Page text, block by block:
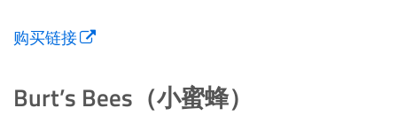
购买链接
Burt’s Bees（小蜜蜂）